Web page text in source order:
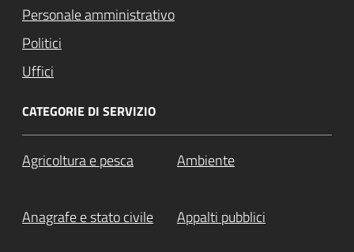
Personale amministrativo
Politici
Uffici
CATEGORIE DI SERVIZIO
Agricoltura e pesca Ambiente
Anagrafe e stato civile Appalti pubblici